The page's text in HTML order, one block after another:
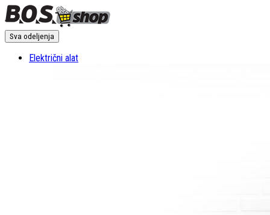
Sva odeljenja
Električni alat